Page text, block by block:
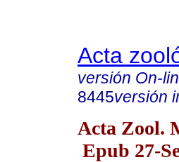
Acta
versión On-
8445versión
Acta Zool.
Epub 27-